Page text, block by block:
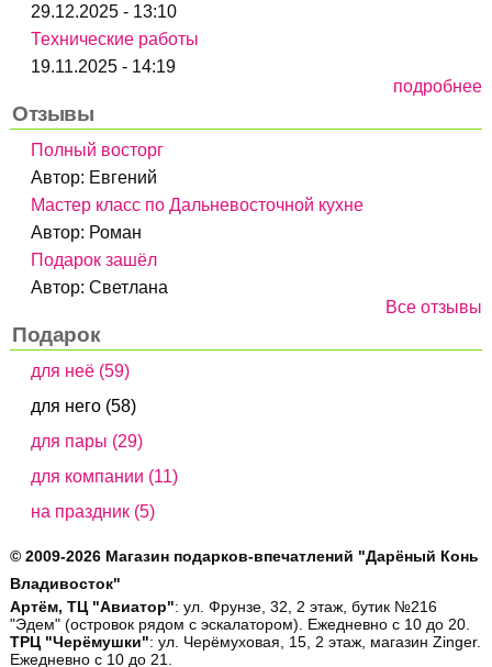
29.12.2025 - 13:10
Технические работы
19.11.2025 - 14:19
подробнее
Отзывы
Полный восторг
Автор: Евгений
Мастер класс по Дальневосточной кухне
Автор: Роман
Подарок зашёл
Автор:Светлана
Все отзывы
Подарок
для неё (59)
для него (58)
для пары (29)
для компании (11)
на праздник (5)
© 2009-2026 Магазин подарков-впечатлений "Дарёный Конь
Владивосток"
Артём, ТЦ "Авиатор": ул. Фрунзе, 32, 2 этаж, бутик №216
"Эдем" (островок рядом с эскалатором). Ежедневно с 10 до 20.
ТРЦ "Черёмушки": ул. Черёмуховая, 15, 2 этаж, магазин Zinger.
Ежедневно с 10 до 21.